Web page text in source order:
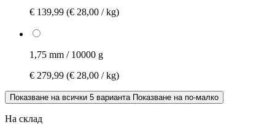
€ 139,99 (€ 28,00 / kg)
1,75 mm / 10000 g
€ 279,99 (€ 28,00 / kg)
Показване на всички 5 варианта Показване на по-малко
На склад